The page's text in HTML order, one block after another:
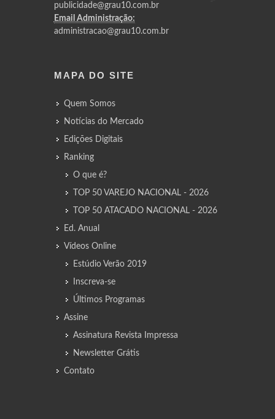
publicidade@grau10.com.br
Email Administração:
administracao@grau10.com.br
MAPA DO SITE
Quem Somos
Notícias do Mercado
Edições Digitais
Ranking
O que é?
TOP 50 VAREJO NACIONAL - 2026
TOP 50 ATACADO NACIONAL - 2026
Ed. Anual
Vídeos Online
Estúdio Verão 2019
Inscreva-se
Últimos Programas
Assine
Assinatura Revista Impressa
Newsletter Grátis
Contato